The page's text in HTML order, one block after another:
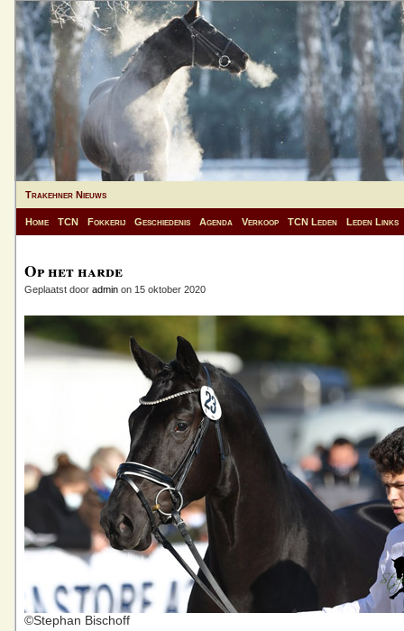
Trakehner Nieuws
Home TCN Fokkerij Geschiedenis Agenda Verkoop TCN Leden Leden Links
Op het harde
Geplaatst door admin on 15 oktober 2020
©Stephan Bischoff